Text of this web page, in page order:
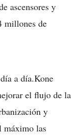
ascensores y
millones de
a día.Kone
el flujo de la
y
máximo las